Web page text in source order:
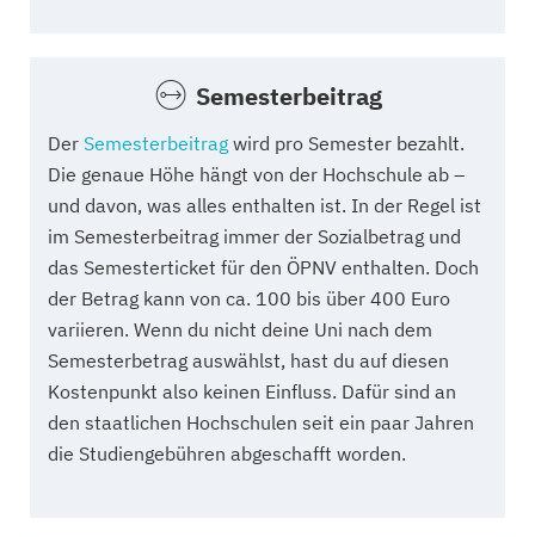
Semesterbeitrag
Der Semesterbeitrag wird pro Semester bezahlt.
Die genaue Höhe hängt von der Hochschule ab –
und davon, was alles enthalten ist. In der Regel ist
im Semesterbeitrag immer der Sozialbetrag und
das Semesterticket für den ÖPNV enthalten. Doch
der Betrag kann von ca. 100 bis über 400 Euro
variieren. Wenn du nicht deine Uni nach dem
Semesterbetrag auswählst, hast du auf diesen
Kostenpunkt also keinen Einfluss. Dafür sind an
den staatlichen Hochschulen seit ein paar Jahren
die Studiengebühren abgeschafft worden.